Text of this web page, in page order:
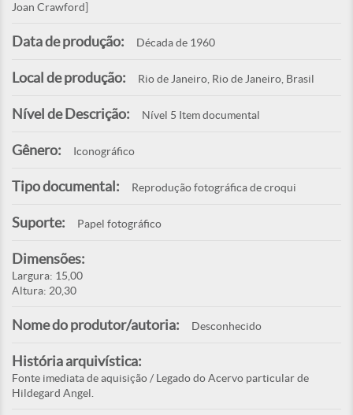
Joan Crawford]
Data de produção: Década de 1960
Local de produção: Rio de Janeiro, Rio de Janeiro, Brasil
Nível de Descrição: Nível 5 Item documental
Gênero: Iconográfico
Tipo documental: Reprodução fotográfica de croqui
Suporte: Papel fotográfico
Dimensões:
Largura: 15,00
Altura: 20,30
Nome do produtor/autoria: Desconhecido
História arquivística:
Fonte imediata de aquisição / Legado do Acervo particular de
Hildegard Angel.